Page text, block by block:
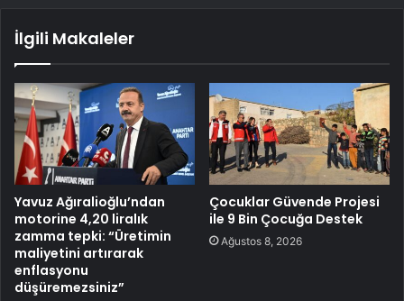
İlgili Makaleler
Yavuz Ağıralioğlu’ndan
motorine 4,20 liralık
zamma tepki: “Üretimin
maliyetini artırarak
enflasyonu
düşüremezsiniz”
Çocuklar Güvende Projesi
ile 9 Bin Çocuğa Destek
Ağustos 8, 2026